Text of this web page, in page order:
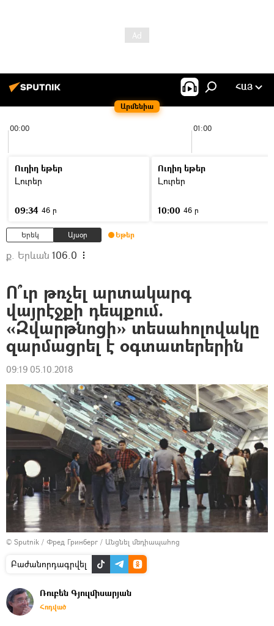
Արմենիա
ՀԱՅ
00:00 01:00
Ուղիղ եթեր
Լուրեր
09:34 46 ր
Ուղիղ եթեր
Լուրեր
10:00 46 ր
Երեկ Այսօր Եթեր
ք. Երևան 106.0
Ո՞ւր թռչել արտակարգ
վայրէջքի դեպքում.
«Զվարթնոցի» տեսահոլովակը
զարմացրել է օգտատերերին
09:19 05.10.2018
© Sputnik / Фред Гринберг / Անցնել մեդիապահոց
Բաժանորդագրվել
Ռուբեն Գյուլմիսարյան
Հոդված